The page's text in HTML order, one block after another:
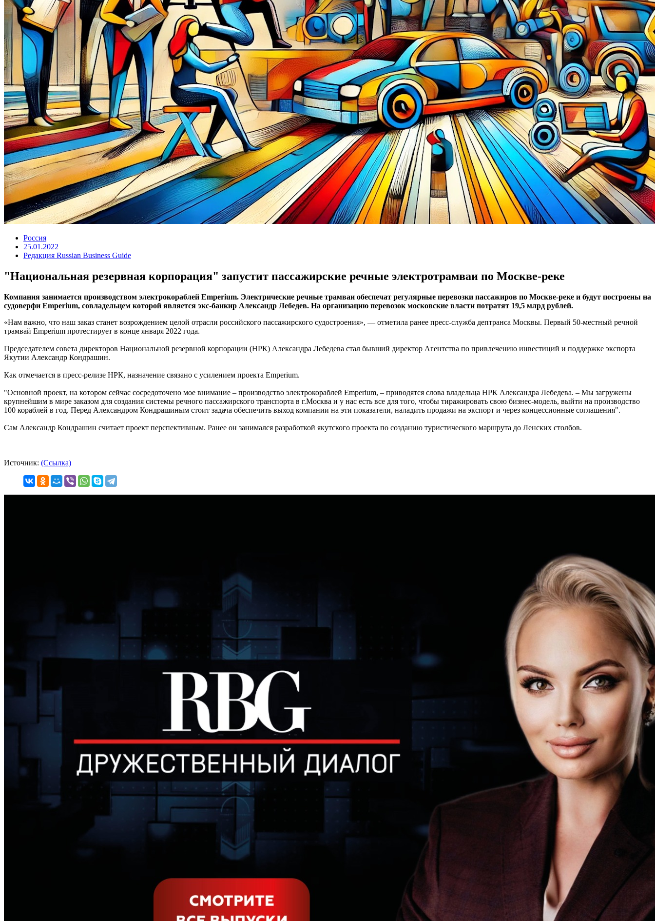
Россия
25.01.2022
Редакция Russian Business Guide
"Национальная резервная корпорация" запустит пассажирские речные электротрамваи по Москве-реке
Компания занимается производством электрокораблей Emperium. Электрические речные трамваи обеспечат регулярные перевозки пассажиров по Москве-реке и будут построены на
судоверфи Emperium, совладельцем которой является экс-банкир Александр Лебедев. На организацию перевозок московские власти потратят 19,5 млрд рублей.
«Нам важно, что наш заказ станет возрождением целой отрасли российского пассажирского судостроения», — отметила ранее пресс-служба дептранса Москвы. Первый 50-местный речной
трамвай Emperium протестирует в конце января 2022 года.
Председателем совета директоров Национальной резервной корпорации (НРК) Александра Лебедева стал бывший директор Агентства по привлечению инвестиций и поддержке экспорта
Якутии Александр Кондрашин.
Как отмечается в пресс-релизе НРК, назначение связано с усилением проекта Emperium.
"Основной проект, на котором сейчас сосредоточено мое внимание – производство электрокораблей Emperium, – приводятся слова владельца НРК Александра Лебедева. – Мы загружены
крупнейшим в мире заказом для создания системы речного пассажирского транспорта в г.Москва и у нас есть все для того, чтобы тиражировать свою бизнес-модель, выйти на производство
100 кораблей в год. Перед Александром Кондрашиным стоит задача обеспечить выход компании на эти показатели, наладить продажи на экспорт и через концессионные соглашения".
Сам Александр Кондрашин считает проект перспективным. Ранее он занимался разработкой якутского проекта по созданию туристического маршрута до Ленских столбов.
Источник: (Ссылка)